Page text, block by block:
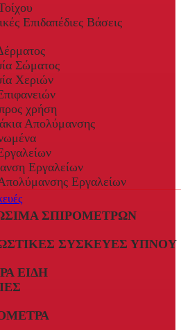
Επιδαπέδιες Βάσεις
Σώματος
Χεριών
χρήση
Απολύμανσης
Εργαλείων
Εργαλείων
ΣΠΙΡΟΜΈΤΡΩΝ
ΣΥΣΚΕΥΈΣ ΎΠΝΟΥ
ΕΊΔΗ